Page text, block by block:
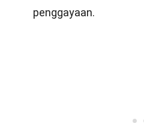
penggayaan.